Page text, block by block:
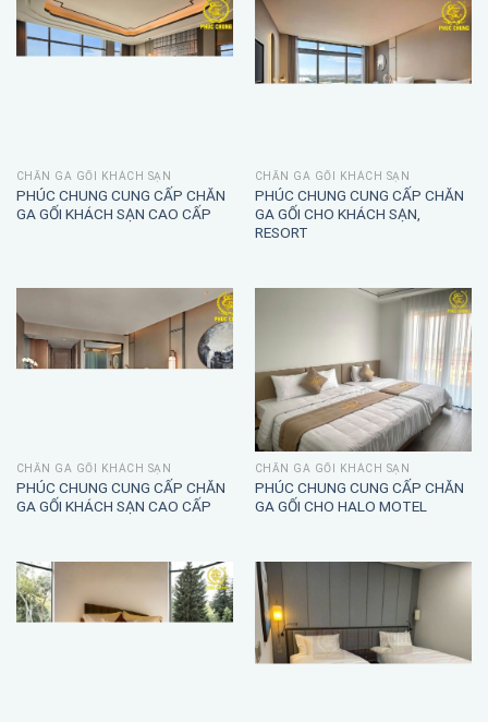
CHĂN GA GỐI KHÁCH SẠN
PHÚC CHUNG CUNG CẤP CHĂN
GA GỐI KHÁCH SẠN CAO CẤP
CHĂN GA GỐI KHÁCH SẠN
PHÚC CHUNG CUNG CẤP CHĂN
GA GỐI CHO KHÁCH SẠN,
RESORT
CHĂN GA GỐI KHÁCH SẠN
PHÚC CHUNG CUNG CẤP CHĂN
GA GỐI KHÁCH SẠN CAO CẤP
CHĂN GA GỐI KHÁCH SẠN
PHÚC CHUNG CUNG CẤP CHĂN
GA GỐI CHO HALO MOTEL